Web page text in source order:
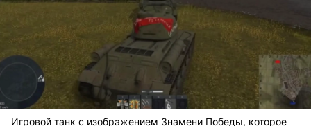
Игровой танк с изображением Знамени Победы, которое